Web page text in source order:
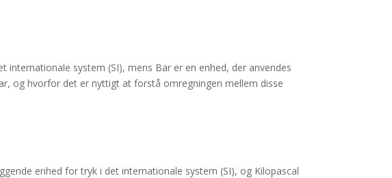
internationale system (SI), mens Bar er en enhed, der anvendes
og hvorfor det er nyttigt at forstå omregningen mellem disse
enhed for tryk i det internationale system (SI), og Kilopascal